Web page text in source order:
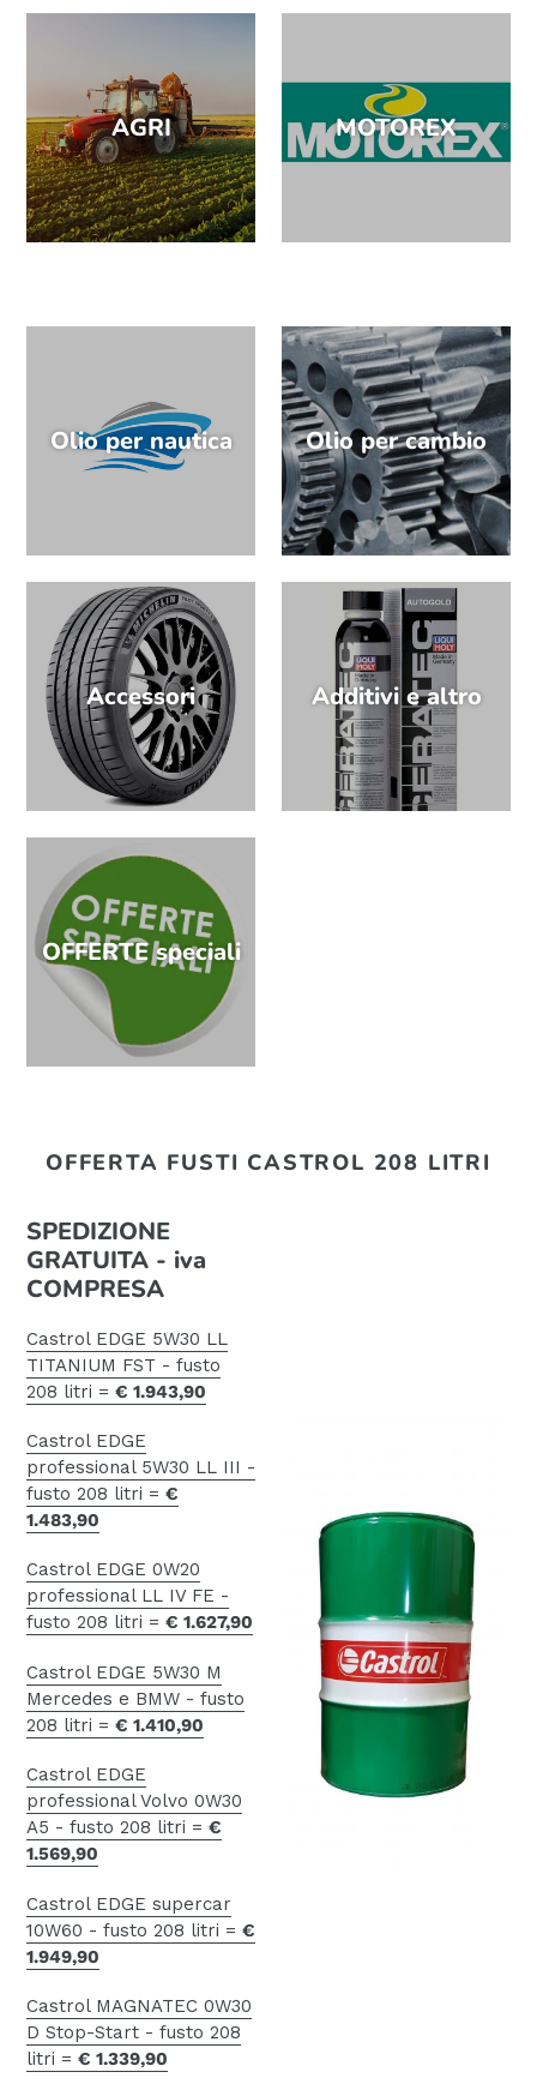
AGRI MOTOREX
Olio per nautica Olio per cambio
Accessori Additivi e altro
OFFERTE speciali
OFFERTA FUSTI CASTROL 208 LITRI
SPEDIZIONE
GRATUITA - iva
COMPRESA
Castrol EDGE 5W30 LL
TITANIUM FST - fusto
208 litri = € 1.943,90
Castrol EDGE
professional 5W30 LL III -
fusto 208 litri = €
1.483,90
Castrol EDGE 0W20
professional LL IV FE -
fusto 208 litri = € 1.627,90
Castrol EDGE 5W30 M
Mercedes e BMW - fusto
208 litri = € 1.410,90
Castrol EDGE
professional Volvo 0W30
A5 - fusto 208 litri = €
1.569,90
Castrol EDGE supercar
10W60 - fusto 208 litri = €
1.949,90
Castrol MAGNATEC 0W30
D Stop-Start - fusto 208
litri = € 1.339,90